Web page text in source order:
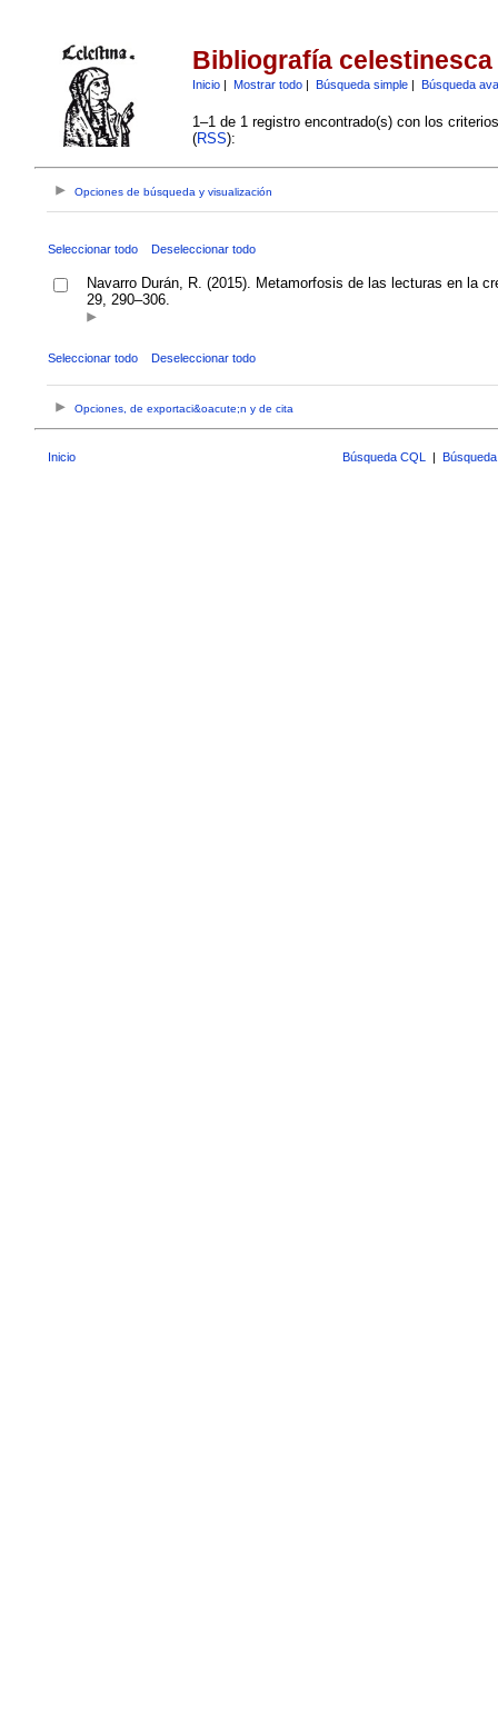
Bibliografía celestinesca
Inicio| Mostrar todo| Búsqueda simple| Búsqueda
1–1 de 1 registro encontrado(s) con los
(RSS):
Opciones de búsqueda y visualización
Seleccionar todo Deseleccionar todo
Navarro Durán, R. (2015). Metamorfosis de las lecturas en la
29, 290–306.
Seleccionar todo Deseleccionar todo
Opciones, de exportaci&oacute;n y de cita
Inicio Búsqueda CQL |